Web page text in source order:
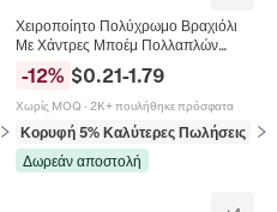
σε Βραχιόλια
Χειροποίητο Πολύχρωμο Βραχιόλι
Με Χάντρες Μποέμ Πολλαπλών
Κοσμήματα Παραλίας Για Γυναίκες
Άνδρες Ρυθμιζόμενο
-12% $0.21-1.79
Χωρίς MOQ · 2K+ πουλήθηκε πρόσφατα
Κορυφή 5% Καλύτερες Πωλήσεις
σε
Δωρεάν αποστολή